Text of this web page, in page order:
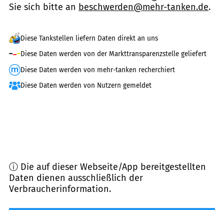
Sie sich bitte an beschwerden@mehr-tanken.de.
Diese Tankstellen liefern Daten direkt an uns
Diese Daten werden von der Markttransparenzstelle geliefert
Diese Daten werden von mehr-tanken recherchiert
Diese Daten werden von Nutzern gemeldet
ⓘ Die auf dieser Webseite/App bereitgestellten
Daten dienen ausschließlich der
Verbraucherinformation.